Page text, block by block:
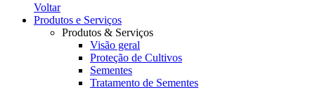
Voltar
Produtos e Serviços
Produtos & Serviços
Visão geral
Proteção de Cultivos
Sementes
Tratamento de Sementes